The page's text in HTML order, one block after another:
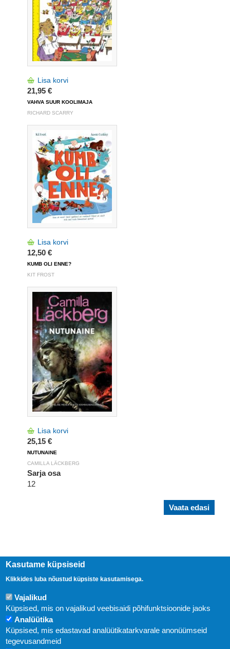
Lisa korvi
21,95 €
VAHVA SUUR KOOLIMAJA
RICHARD SCARRY
Lisa korvi
12,50 €
KUMB OLI ENNE?
KIT FROST
Lisa korvi
25,15 €
NUTUNAINE
CAMILLA LÄCKBERG
Sarja osa
12
Vaata edasi
Uudised
Kasutame küpsiseid
Klikkides luba nõustud küpsiste kasutamisega.
Vajalikud
Küpsised, mis on vajalikud veebisaidi põhifunktsioonide jaoks
Analüütika
Küpsised, mis edastavad analüütikatarkvarale anonüümseid
tegevusandmeid